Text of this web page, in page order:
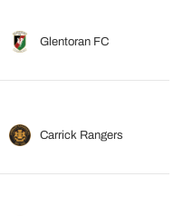
Glentoran FC
Carrick Rangers